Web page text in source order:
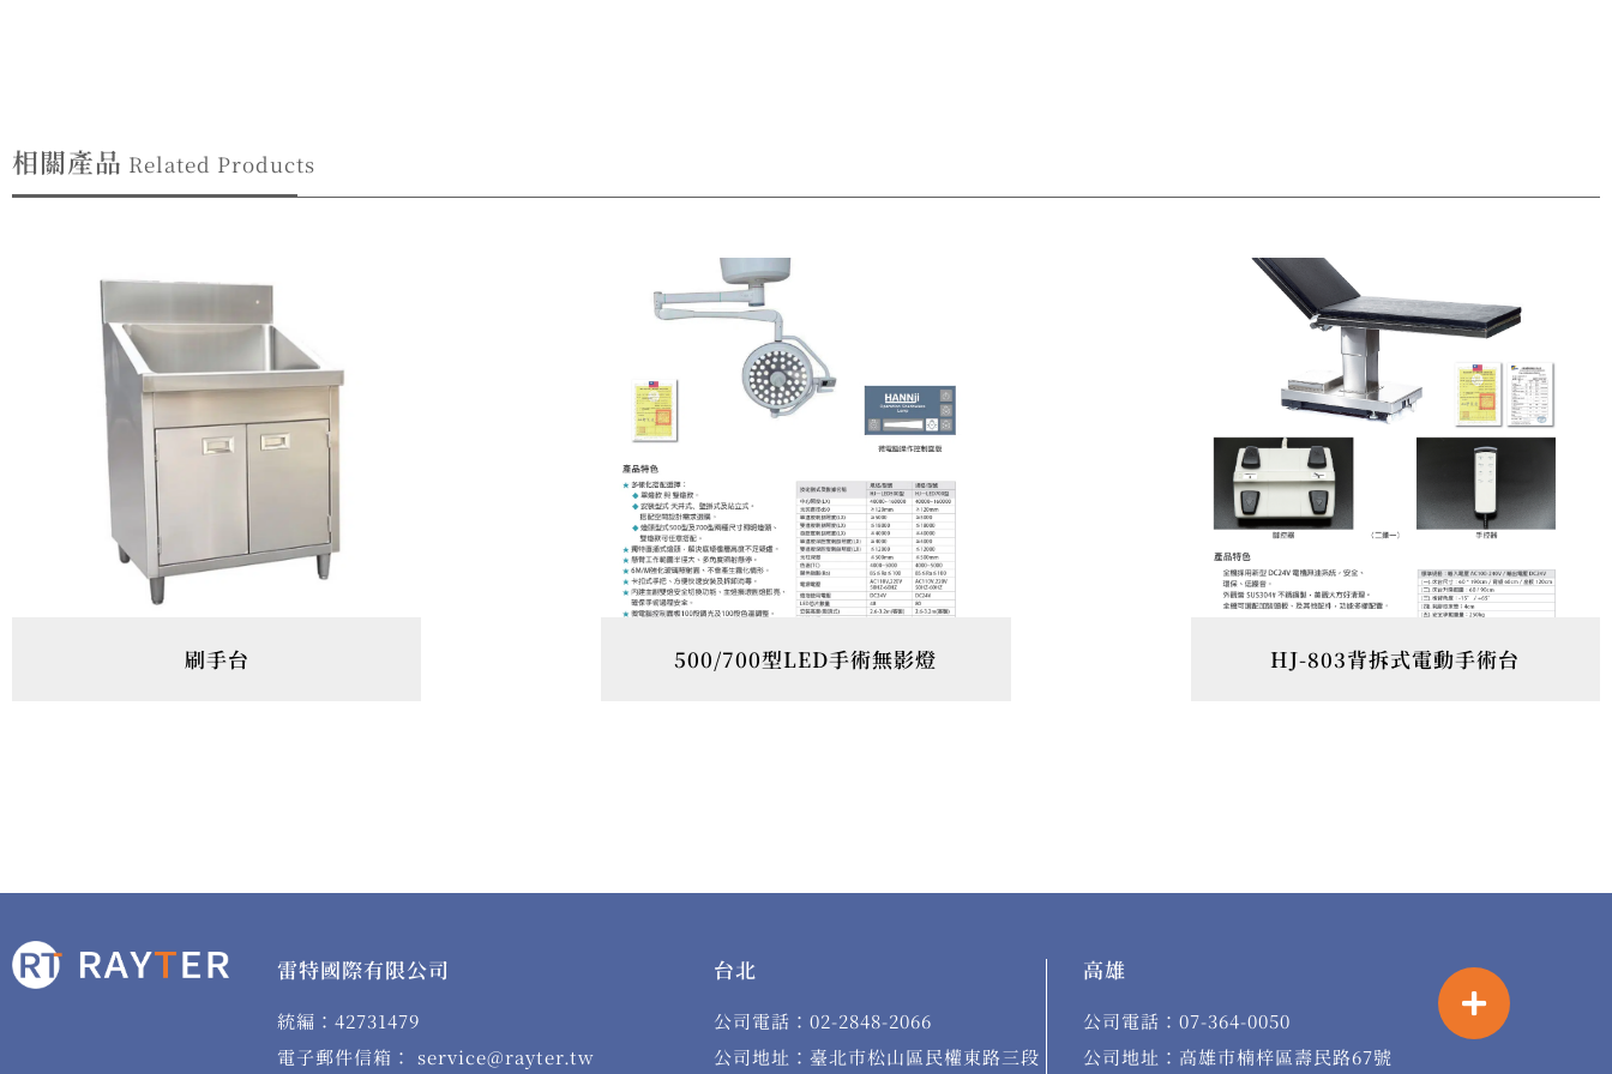
相關產品 Related Products
刷手台 500/700型LED手術無影燈 HJ-803背拆式電動手術台
雷特國際有限公司
統編：42731479
電子郵件信箱： service@rayter.tw
台北
公司電話：02-2848-2066
公司地址：臺北市松山區民權東路三段
高雄
公司電話：07-364-0050
公司地址：高雄市楠梓區壽民路67號